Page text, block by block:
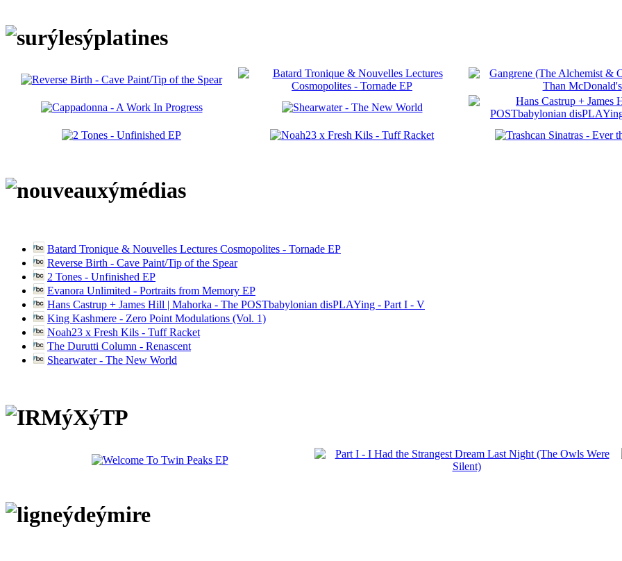
Batard Tronique & Nouvelles Lectures Cosmopolites - Tornade EP
Reverse Birth - Cave Paint/Tip of the Spear
2 Tones - Unfinished EP
Evanora Unlimited - Portraits from Memory EP
Hans Castrup + James Hill | Mahorka - The POSTbabylonian disPLAYing - Part I - V
King Kashmere - Zero Point Modulations (Vol. 1)
Noah23 x Fresh Kils - Tuff Racket
The Durutti Column - Renascent
Shearwater - The New World